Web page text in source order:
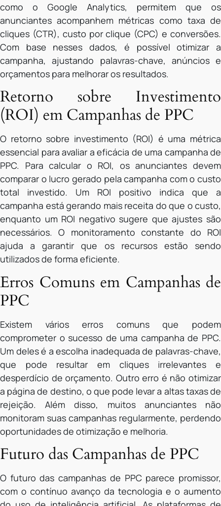
como o Google Analytics, permitem que os
anunciantes acompanhem métricas como taxa de
cliques (CTR), custo por clique (CPC) e conversões.
Com base nesses dados, é possível otimizar a
campanha, ajustando palavras-chave, anúncios e
orçamentos para melhorar os resultados.
Retorno sobre Investimento
(ROI) em Campanhas de PPC
O retorno sobre investimento (ROI) é uma métrica
essencial para avaliar a eficácia de uma campanha de
PPC. Para calcular o ROI, os anunciantes devem
comparar o lucro gerado pela campanha com o custo
total investido. Um ROI positivo indica que a
campanha está gerando mais receita do que o custo,
enquanto um ROI negativo sugere que ajustes são
necessários. O monitoramento constante do ROI
ajuda a garantir que os recursos estão sendo
utilizados de forma eficiente.
Erros Comuns em Campanhas de
PPC
Existem vários erros comuns que podem
comprometer o sucesso de uma campanha de PPC.
Um deles é a escolha inadequada de palavras-chave,
que pode resultar em cliques irrelevantes e
desperdício de orçamento. Outro erro é não otimizar
a página de destino, o que pode levar a altas taxas de
rejeição. Além disso, muitos anunciantes não
monitoram suas campanhas regularmente, perdendo
oportunidades de otimização e melhoria.
Futuro das Campanhas de PPC
O futuro das campanhas de PPC parece promissor,
com o contínuo avanço da tecnologia e o aumento